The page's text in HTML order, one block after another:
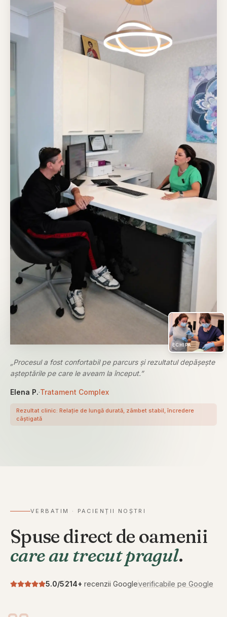
ECHIPA
„Procesul a fost confortabil pe parcurs și rezultatul depășește
așteptările pe care le aveam la început.”
Elena P.·Tratament Complex
Rezultat clinic: Relație de lungă durată, zâmbet stabil, încredere
câștigată
VERBATIM · PACIENȚII NOȘTRI
Spuse direct de oamenii
care au trecut pragul.
5.0/5214+ recenzii Googleverificabile pe Google